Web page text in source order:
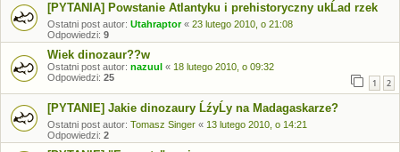
[PYTANIA] Powstanie Atlantyku i prehistoryczny ukĹad rzek
Ostatni post autor: Utahraptor« 23 lutego 2010, o 21:08
Odpowiedzi: 9
Wiek dinozaur??w
Ostatni post autor: nazuul « 18 lutego 2010, o 09:32
Odpowiedzi: 25 1 2
[PYTANIE] Jakie dinozaury ĹźyĹy na Madagaskarze?
Ostatni post autor: Tomasz Singer « 13 lutego 2010, o 14:21
Odpowiedzi: 2